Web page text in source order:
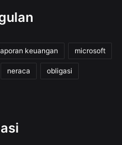
keuangan microsoft
neraca obligasi